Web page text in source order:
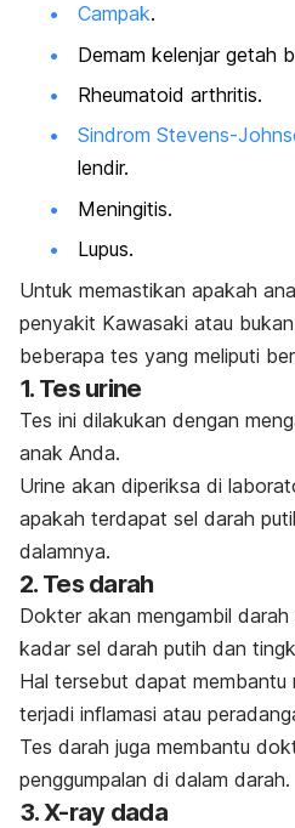
Campak.
Demam kelenjar getah
Rheumatoid arthritis.
Sindrom Stevens-
lendir.
Meningitis.
Lupus.
Untuk memastikan apakah
penyakit Kawasaki atau
beberapa tes yang meliputi
1. Tes urine
Tes ini dilakukan dengan
anak Anda.
Urine akan diperiksa di
apakah terdapat sel darah
dalamnya.
2. Tes darah
Dokter akan mengambil
kadar sel darah putih dan
Hal tersebut dapat membantu
terjadi inflamasi atau
Tes darah juga membantu
penggumpalan di dalam darah.
3. X-ray dada